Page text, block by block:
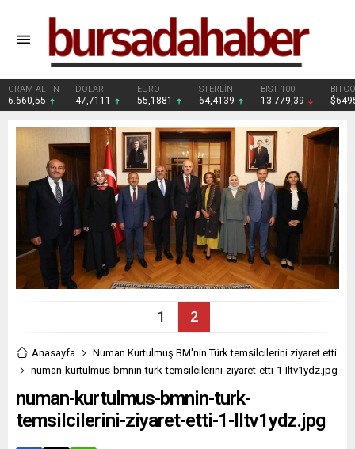
DOLAR
47,7111
EURO
55,1881
STERLİN
64,4139
BIST 100
13.779,39
BITCOIN
$64953
1 2
Anasayfa
Numan Kurtulmuş BM'nin Türk temsilcilerini ziyaret etti
numan-kurtulmus-bmnin-turk-temsilcilerini-ziyaret-etti-1-Iltv1ydz.jpg
numan-kurtulmus-bmnin-turk-
temsilcilerini-ziyaret-etti-1-Iltv1ydz.jpg